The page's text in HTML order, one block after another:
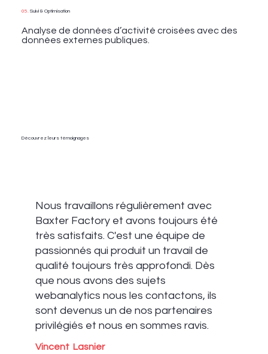
Analyse de données d’activité croisées avec des
données externes publiques.
05. Suivi & Optimisation
Découvrez leurs témoignages
Nous travaillons régulièrement avec
Baxter Factory et avons toujours été
très satisfaits. C'est une équipe de
passionnés qui produit un travail de
qualité toujours très approfondi. Dès
que nous avons des sujets
webanalytics nous les contactons, ils
sont devenus un de nos partenaires
privilégiés et nous en sommes ravis.
Vincent Lasnier